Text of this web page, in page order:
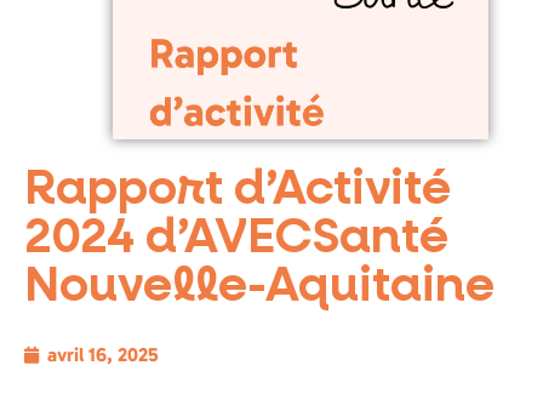
Rapport d’Activité
2024 d’AVECSanté
Nouvelle-Aquitaine
avril 16, 2025